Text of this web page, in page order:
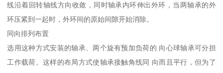
线沿着回转轴线方向收敛，同时轴承内环伸出外环，当两轴承的外
环压紧到一起时，外环间的原始间隙开始消除。
同向排列布置
选用这种方式安装的轴承、两个旋有预加负荷的 向心球轴承可分担
工作载荷。这样的布局方式使轴承接触角线同 向而且平行，但为了